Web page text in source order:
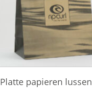
Platte papieren lussen